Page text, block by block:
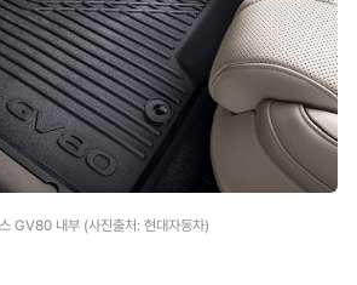
GV80 내부 (사진출처: 현대자동차)